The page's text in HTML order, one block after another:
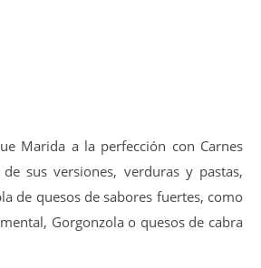
Marida a la perfección con Carnes
sus versiones, verduras y pastas,
de quesos de sabores fuertes, como
Gorgonzola o quesos de cabra